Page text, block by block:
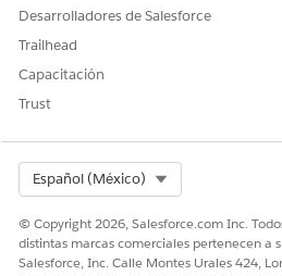
Desarrolladores de Salesforce
Trailhead
Capacitación
Trust
Español (México)
© Copyright 2026, Salesforce.com Inc.
distintas marcas comerciales pertenecen a
Salesforce, Inc. Calle Montes Urales 424,